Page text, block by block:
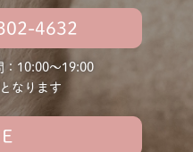
4632
：10:00〜19:00
なります